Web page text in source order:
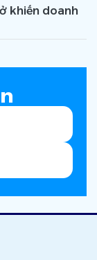
khiến doanh